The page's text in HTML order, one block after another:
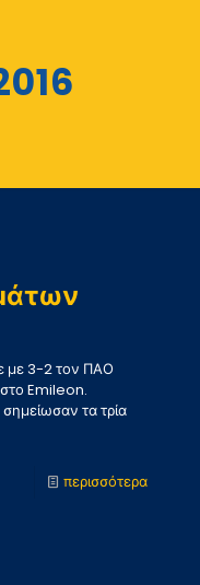
με 3-2 τον ΠΑΟ
Emileon.
τα τρία
περισσότερα-